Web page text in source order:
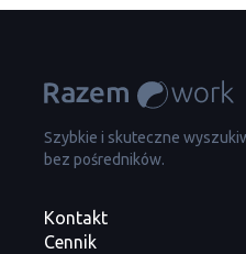
Szybkie i skuteczne
bez pośredników.
Kontakt
Cennik